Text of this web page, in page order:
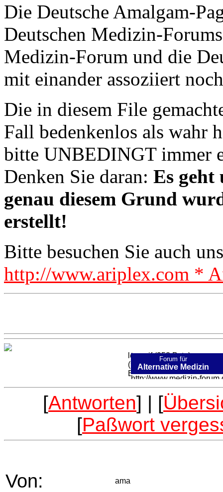
Die Deutsche Amalgam-
Deutschen Medizin-
Medizin-Forum und die
mit einander assoziiert
Die in diesem File
Fall bedenkenlos als wahr
bitte UNBEDINGT immer
Denken Sie daran: Es geht
genau diesem Grund
erstellt!
Bitte besuchen Sie auch
http://www.ariplex.com *
Forum für
Alternative Medizin
[Antworten] | [
[Paßwort
Von: ama